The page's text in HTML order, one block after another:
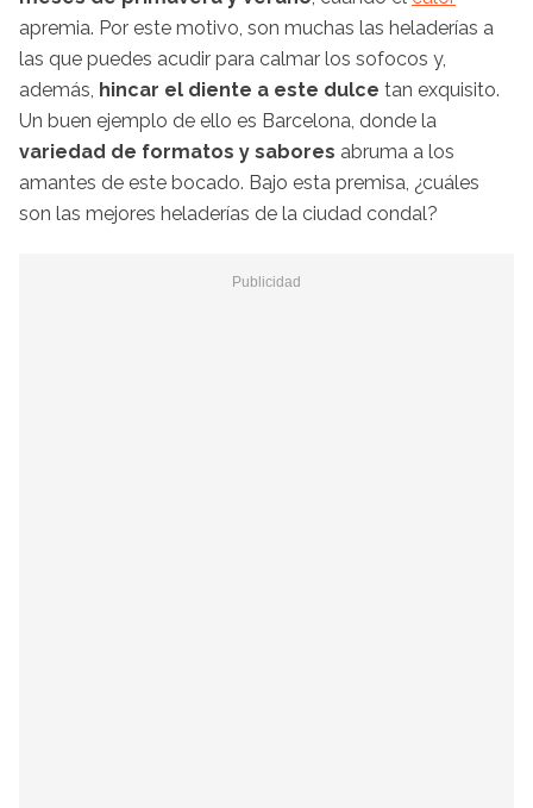
apremia. Por este motivo, son muchas las heladerías a
las que puedes acudir para calmar los sofocos y,
además, hincar el diente a este dulce tan exquisito.
Un buen ejemplo de ello es Barcelona, donde la
variedad de formatos y sabores abruma a los
amantes de este bocado. Bajo esta premisa, ¿cuáles
son las mejores heladerías de la ciudad condal?